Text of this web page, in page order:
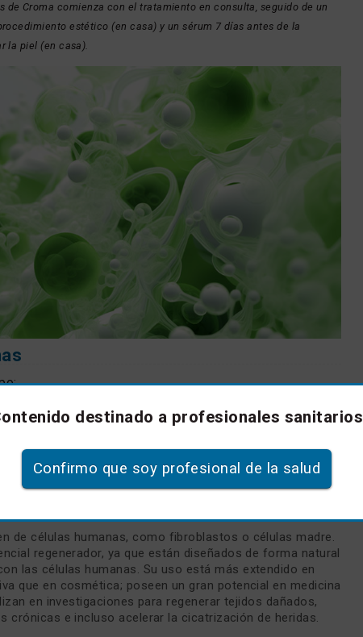
de Croma comienza con el tratamiento en consulta, seguido de un
estético (en casa) y un sérum 7 días antes de la
la piel (en casa).
de plantas y se están utilizando ampliamente por su
de células animales y contienen moléculas que imitan
de los tejidos animales. Son limitados, ya que no
de células humanas, como fibroblastos o células madre.
regenerador, ya que están diseñados de forma natural
las células humanas. Su uso está más extendido en
que en cosmética; poseen un gran potencial en medicina
en investigaciones para regenerar tejidos dañados,
crónicas e incluso acelerar la cicatrización de heridas.
destinado a profesionales sanitarios
Confirmo que soy profesional de la salud